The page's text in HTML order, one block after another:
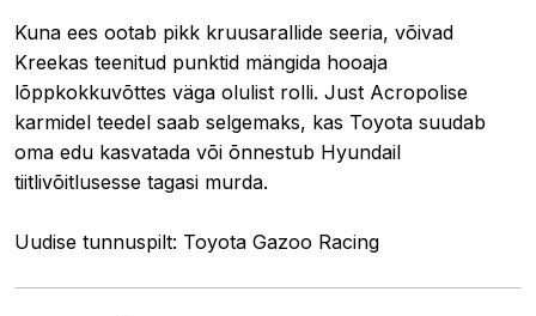
Kuna ees ootab pikk kruusarallide seeria, võivad
Kreekas teenitud punktid mängida hooaja
lõppkokkuvõttes väga olulist rolli. Just Acropolise
karmidel teedel saab selgemaks, kas Toyota suudab
oma edu kasvatada või õnnestub Hyundail
tiitlivõitlusesse tagasi murda.
Uudise tunnuspilt: Toyota Gazoo Racing